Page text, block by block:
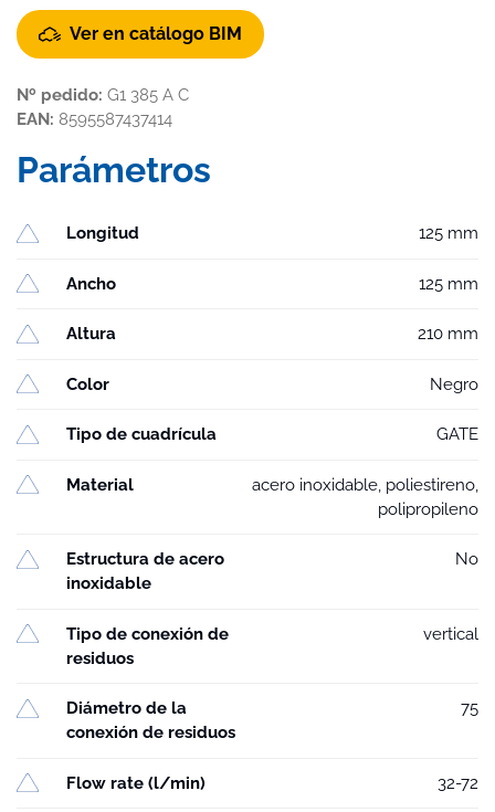
Ver en catálogo BIM
Nº pedido: G1 385 A C
EAN: 8595587437414
Parámetros
Longitud 125 mm
Ancho 125 mm
Altura 210 mm
Color Negro
Tipo de cuadrícula GATE
Material
acero inoxidable, poliestireno,
polipropileno
Estructura de acero
inoxidable
No
Tipo de conexión de
residuos
vertical
Diámetro de la
conexión de residuos
75
Flow rate (l/min) 32-72